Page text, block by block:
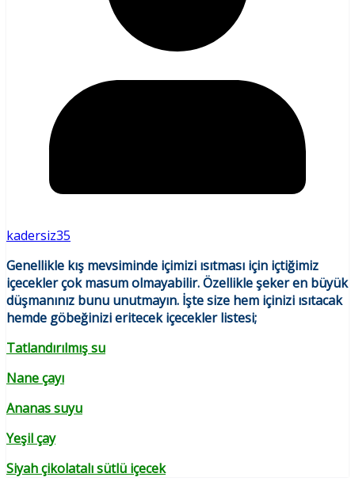
kadersiz35
Genellikle kış mevsiminde içimizi ısıtması için içtiğimiz
içecekler çok masum olmayabilir. Özellikle şeker en büyük
düşmanınız bunu unutmayın. İşte size hem içinizi ısıtacak
hemde göbeğinizi eritecek içecekler listesi;
Tatlandırılmış su
Nane çayı
Ananas suyu
Yeşil çay
Siyah çikolatalı sütlü içecek